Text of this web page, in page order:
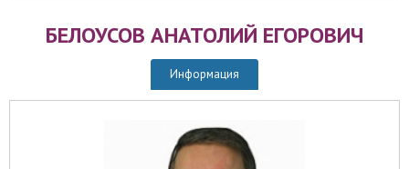
БЕЛОУСОВ АНАТОЛИЙ ЕГОРОВИЧ
Информация